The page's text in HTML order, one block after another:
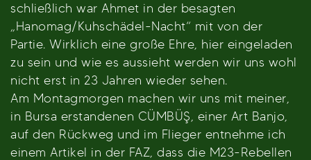
schließlich war Ahmet in der besagten
„Hanomag/Kuhschädel-Nacht“ mit von der
Partie. Wirklich eine große Ehre, hier eingeladen
zu sein und wie es aussieht werden wir uns wohl
nicht erst in 23 Jahren wieder sehen.
Am Montagmorgen machen wir uns mit meiner,
in Bursa erstandenen CÜMBÜŞ, einer Art Banjo,
auf den Rückweg und im Flieger entnehme ich
einem Artikel in der FAZ, dass die M23-Rebellen